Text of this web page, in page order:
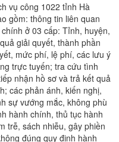
vụ công 1022 tỉnh Hà
gồm: thông tin liên quan
ở 03 cấp: Tỉnh, huyện,
giải quyết, thành phần
mức phí, lệ phí, các lưu ý
trực tuyến; tra cứu tình
nhận hồ sơ và trả kết quả
các phản ánh, kiến nghị,
sự vướng mắc, không phù
hành chính, thủ tục hành
trễ, sách nhiễu, gây phiền
đúng quy định hành